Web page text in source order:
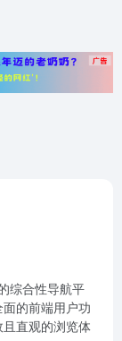
综合性导航平
的前端用户功
直观的浏览体